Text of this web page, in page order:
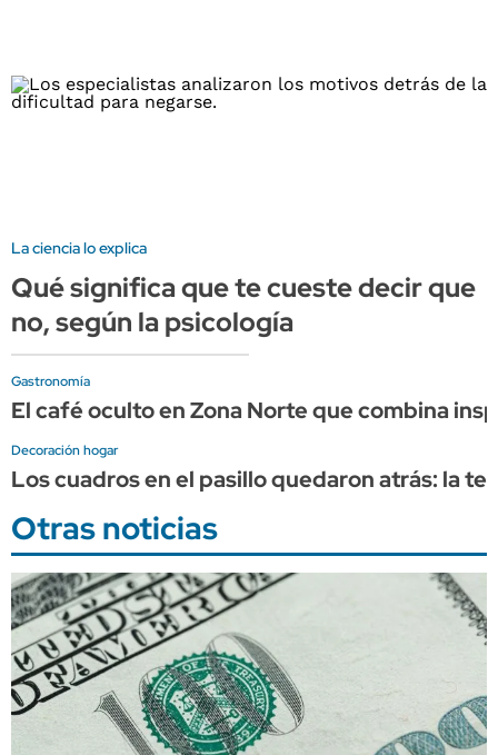
La ciencia lo explica
Qué significa que te cueste decir que
no, según la psicología
Gastronomía
El café oculto en Zona Norte que combina
Decoración hogar
Los cuadros en el pasillo quedaron atrás: la
Otras noticias